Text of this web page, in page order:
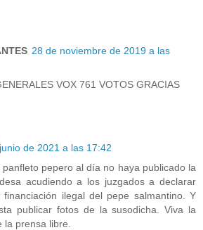
28 de noviembre de 2019 a las
VOX 761 VOTOS GRACIAS
de 2021 a las 17:42
pepero al día no haya publicado la
acudiendo a los juzgados a declarar
ilegal del pepe salmantino. Y
publicar fotos de la susodicha. Viva la
la prensa libre.